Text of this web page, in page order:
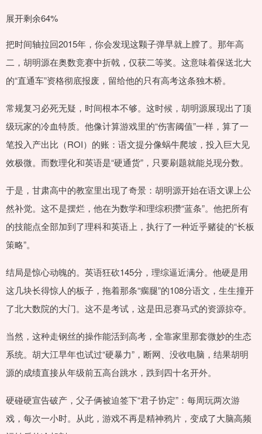
展开剩余64%
把时间轴拉回2015年，你会发现这颗子弹早就上膛了。那年高
二，胡明源在奥数竞赛中折戟，仅获二等奖。这意味着保送北大
的“直通车”资格彻底报废，留给他的只有高考这条独木桥。
常规复习必死无疑，时间根本不够。这时候，胡明源展现出了顶
级玩家的冷血特质。他像计算游戏里的“伤害阈值”一样，算了一
笔投入产出比（ROI）的账：语文提分像蜗牛爬坡，投入巨大见
效极微。而数理化和英语是“硬通货”，只要刷题就能兑现分数。
于是，甘肃高中的教室里出现了奇景：胡明源开始在语文课上公
然补觉。这不是摆烂，他在为数学和理综积攒“蓝条”。他把所有
的技能点全部加到了理科和英语上，执行了一种近乎赌徒的“长板
策略”。
结局是惊心动魄的。英语狂砍145分，理综逼近满分。他硬是用
这几块长得惊人的板子，拖着那条“瘸腿”的108分语文，生生撞开
了北大数院的大门。这不是考试，这是田忌赛马式的资源掠夺。
当然，这种走钢丝的操作能活到高考，全靠家里那套微妙的生态
系统。胡大江早年也试过“硬暴力”，断网、没收电脑，结果胡明
源的成绩直接从年级前五高台跳水，跌到四十名开外。
硬碰硬宣告破产，父子俩被迫签下“君子协定”：每周玩两次游
戏，每次一小时。从此，游戏不再是精神鸦片，变成了大脑高频